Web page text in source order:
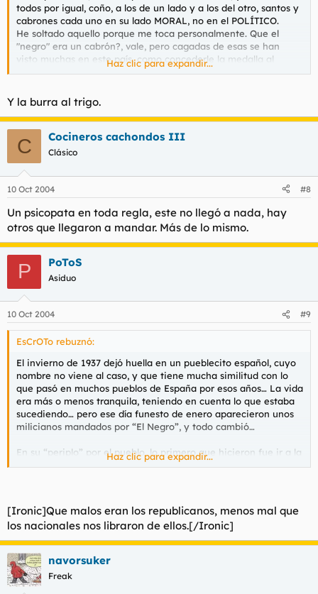
todos por igual, coño, a los de un lado y a los del otro, santos y
cabrones cada uno en su lado MORAL, no en el POLÍTICO.
He soltado aquello porque me toca personalmente. Que el
"negro" era un cabrón?, vale, pero cagadas de esas se han
visto muchas en este país, como concederle la medalla al
mérito civil a Melitón Manzanas, un sádico torturador fascista,
Las caras de los que pasaron por sus manos (uno de ellos
Lopez de Lacalle, asesinado a su vez después por ETA) eran de
verlas.
Haz clic para expandir...
Y la burra al trigo.
C Cocineros cachondos III
Clásico
10 Oct 2004 #8
Un psicopata en toda regla, este no llegó a nada, hay
otros que llegaron a mandar. Más de lo mismo.
P PoToS
Asiduo
10 Oct 2004 #9
EsCrOTo rebuznó:
El invierno de 1937 dejó huella en un pueblecito español, cuyo
nombre no viene al caso, y que tiene mucha similitud con lo
que pasó en muchos pueblos de España por esos años… La vida
era más o menos tranquila, teniendo en cuenta lo que estaba
sucediendo… pero ese día funesto de enero aparecieron unos
milicianos mandados por “El Negro”, y todo cambió…
En su “periplo” por el pueblo, lo primero que hicieron fue ir a la
Iglesia y profanarla. Entre otras cosas, robaron los cálices y se
ellas ahorcaron a don Anselmo, cura del pueblecito vecino, al
que también habían torturado salvajemente. Al sacristán, que
había presenciado todo, le ataron a un tractor y fue arrastrado
durante cuatro horas por todo el contorno hasta que sólo
quedaron los huesos del pobre desgraciado.
Haz clic para expandir...
[Ironic]Que malos eran los republicanos, menos mal que
los nacionales nos libraron de ellos.[/Ironic]
navorsuker
Freak